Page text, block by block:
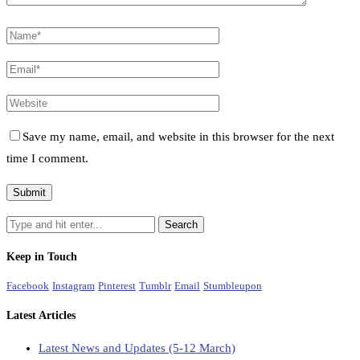
Save my name, email, and website in this browser for the next
time I comment.
Keep in Touch
Facebook Instagram Pinterest Tumblr Email Stumbleupon
Latest Articles
Latest News and Updates (5-12 March)